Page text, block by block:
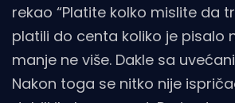
rekao “Platite kolko mislite da
platili do centa koliko je pisalo
manje ne više. Dakle sa
Nakon toga se nitko nije